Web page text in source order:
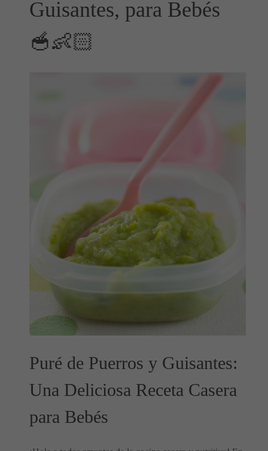
Guisantes, para Bebés
🥣👶🏻
Puré de Puerros y Guisantes:
Una Deliciosa Receta Casera
para Bebés